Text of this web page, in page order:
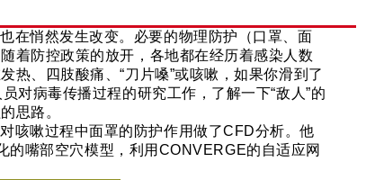
在悄然发生改变。必要的物理防护（口罩、面
着防控政策的放开，各地都在经历着感染人数
热、四肢酸痛、“刀片嗓”或咳嗽，如果你滑到了
员对病毒传播过程的研究工作，了解一下“敌人”的
思路。
咳嗽过程中面罩的防护作用做了CFD分析。他
的嘴部空穴模型，利用 CONVERGE的自适应网